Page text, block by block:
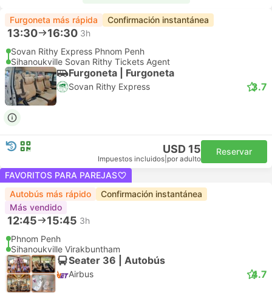
Furgoneta más rápida Confirmación instantánea
13:30 16:30 3h
Sovan Rithy Express Phnom Penh
Sihanoukville Sovan Rithy Tickets Agent
Furgoneta | Furgoneta
Sovan Rithy Express 3.7
USD 15
Impuestos incluidos por adulto
Reservar
FAVORITOS PARA PAREJAS
Autobús más rápido
Confirmación instantánea
Más vendido
12:45 15:45 3h
Phnom Penh
Sihanoukville Virakbuntham
Seater 36 | Autobús
Airbus 4.7